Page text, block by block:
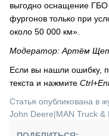
выгодно оснащение ГБО
фургонов только при
около 50 000 км».
Модератор: Артём
Если вы нашли ошибку,
текста и нажмите
Статья опубликована в
John Deere|MAN Truck &